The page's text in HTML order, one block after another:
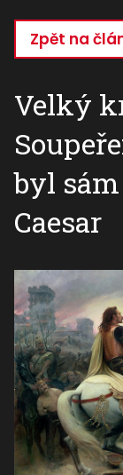
hlavnímu
Zpět na
Velký
byl
Caesar